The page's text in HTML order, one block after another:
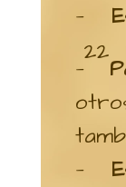
—
—
22
—